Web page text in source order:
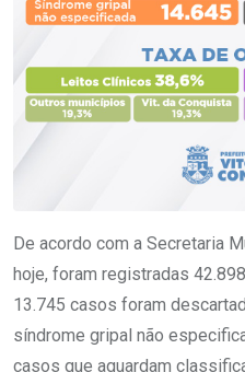
De acordo com a Secretaria
hoje, foram registradas
13.745 casos foram
síndrome gripal não
casos que aguardam